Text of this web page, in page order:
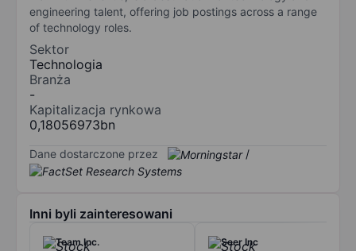
engineering talent, offering job postings across a range
of technology roles.
Sektor
Technologia
Branża
-
Kapitalizacja rynkowa
0,18056973bn
Dane dostarczone przez /
Inni byli zainteresowani
Team Inc. Seer Inc